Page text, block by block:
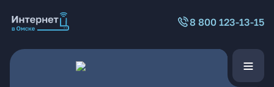
8 800 123-13-15